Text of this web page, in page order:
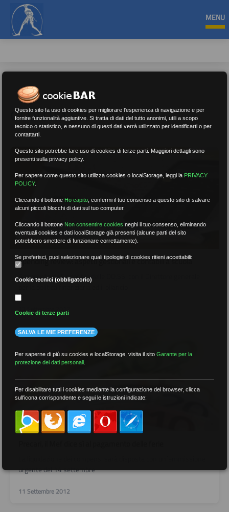
MENU
CONTRATTI
Spending review: aspetti gestionali e contabili a scuola
Resoconto dell´incontro delle OO.SS. con il Direttore generale
13 Settembre 2012
urgente del 14 settembre
11 Settembre 2012
Questo sito fa uso di cookies per migliorare l'esperienza di navigazione e per
fornire funzionalità aggiuntive. Si tratta di dati del tutto anonimi, utili a scopo
tecnico o statistico, e nessuno di questi dati verrà utilizzato per identificarti o per
contattarti.
Questo sito potrebbe fare uso di cookies di terze parti. Maggiori dettagli sono
presenti sulla privacy policy.
Per sapere come questo sito utilizza cookies o localStorage, leggi la PRIVACY
POLICY.
Cliccando il bottone Ho capito ,confermi il tuo consenso a questo sito di salvare
alcuni piccoli blocchi di dati sul tuo computer.
Cliccando il bottone Non consentire cookies neghi il tuo consenso, eliminando
eventuali cookies e dati localStorage già presenti (alcune parti del sito
potrebbero smettere di funzionare correttamente).
Se preferisci, puoi selezionare quali tipologie di cookies ritieni accettabili:
Cookie tecnici (obbligatorio)
Cookie di terze parti
SALVA LE MIE PREFERENZE
Per saperne di più su cookies e localStorage, visita il sitoGarante per la
protezione dei dati personali
Per disabilitare tutti i cookies mediante la configurazione del browser, clicca
sull'icona corrispondente e segui le istruzioni indicate: